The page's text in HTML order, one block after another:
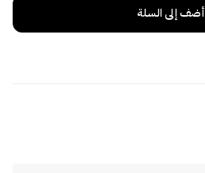
أضف إلى السلة